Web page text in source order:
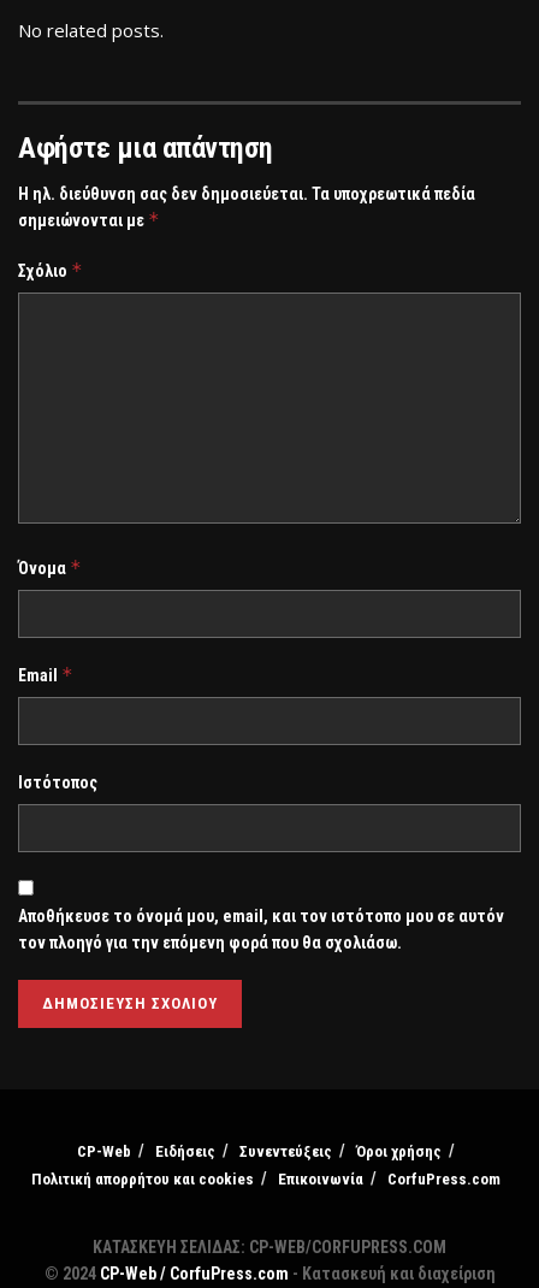
No related posts.
Αφήστε μια απάντηση
Η ηλ. διεύθυνση σας δεν δημοσιεύεται. Τα υποχρεωτικά πεδία
σημειώνονται με *
Σχόλιο *
Όνομα *
Email *
Ιστότοπος
Αποθήκευσε το όνομά μου, email, και τον ιστότοπο μου σε αυτόν
τον πλοηγό για την επόμενη φορά που θα σχολιάσω.
CP-Web Ειδήσεις Συνεντεύξεις
Όροι χρήσης
Πολιτική απορρήτου και cookies
Επικοινωνία CorfuPress.com
ΚΑΤΑΣΚΕΥΗ ΣΕΛΙΔΑΣ: CP-WEB/CORFUPRESS.COM
© 2024 CP-Web / CorfuPress.com - Κατασκευή και διαχείριση